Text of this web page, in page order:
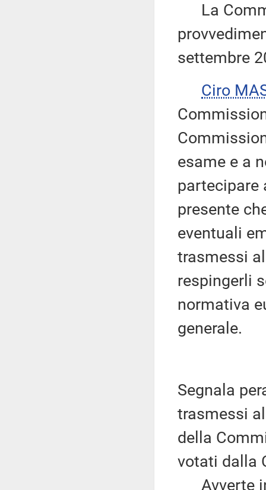
La
settembre
Ciro
esame e a
partecipare
presente
eventuali
trasmessi
respingerli
normativa
generale.
Segnala
trasmessi
della
votati dalla
Avverte